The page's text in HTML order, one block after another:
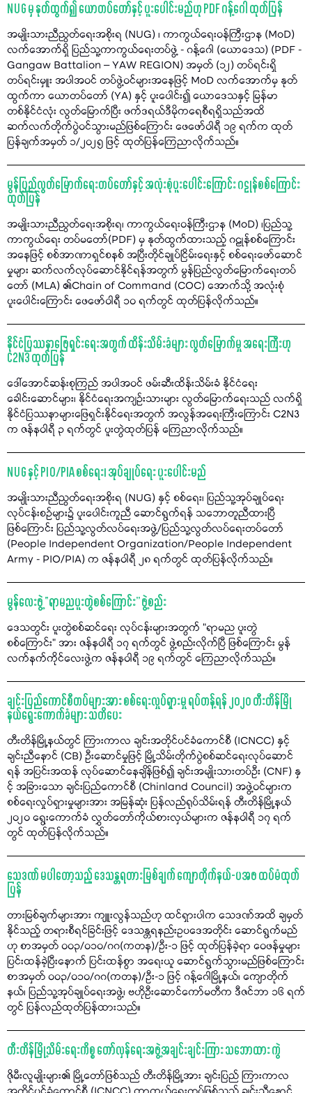
NUG မှ နုတ်ထွက်၍ ယောတပ်တော်နှင့် ပူးပေါင်းမည်ဟု PDF ဂန့်ဂေါ ထုတ်ပြန်
အမျိုးသားညီညွတ်ရေးအစိုးရ (NUG) ၊ ကာကွယ်ရေးဝန်ကြီးဌာန (MoD)
လက်အောက်ရှိ ပြည်သူ့ကာကွယ်ရေးတပ်ဖွဲ့ - ဂန့်ဂေါ (ယောဒေသ) (PDF -
Gangaw Battalion – YAW REGION) အမှတ် (၁၂) တပ်ရင်းရှိ
တပ်ရင်းမှူး အပါအဝင် တပ်ဖွဲ့ဝင်များအနေဖြင့် MoD လက်အောက်မှ နုတ်
ထွက်ကာ ယောတပ်တော် (YA) နှင့် ပူးပေါင်း၍ ယောဒေသနှင့် မြန်မာ
တစ်နိုင်ငံလုံး လွတ်မြောက်ပြီး ဖက်ဒရယ်ဒီမိုကရေစီရရှိသည်အထိ
ဆက်လက်တိုက်ပွဲဝင်သွားမည်ဖြစ်ကြောင်း ဖေဖော်ဝါရီ ၁၉ ရက်က ထုတ်
ပြန်ချက်အမှတ် ၁/၂၀၂၅ ဖြင့် ထုတ်ပြန်ကြေညာလိုက်သည်။
မွန်ပြည်လွတ်မြောက်ရေးတပ်တော်နှင့် အလုံးစုံပူးပေါင်းကြောင်း ဂဠုန်စစ်ကြောင်း
ထုတ်ပြန်
အမျိုးသားညီညွတ်ရေးအစိုးရ၊ ကာကွယ်ရေးဝန်ကြီးဌာန (MoD) ၊ပြည်သူ့
ကာကွယ်ရေး တပ်မတော်(PDF) မှ နုတ်ထွက်ထားသည့် ဂဠုန်စစ်ကြောင်း
အနေဖြင့် စစ်အာဏာရှင်စနစ် အပြီးတိုင်ချုပ်ငြိမ်းရေးနှင့် စစ်ရေးဖော်ဆောင်
မှုများ ဆက်လက်လုပ်ဆောင်နိုင်ရန်အတွက် မွန်ပြည်လွတ်မြောက်ရေးတပ်
တော် (MLA) ၏Chain of Command (COC) အောက်သို့ အလုံးစုံ
ပူးပေါင်းကြောင်း ဖေဖော်ဝါရီ ၁၀ ရက်တွင် ထုတ်ပြန်လိုက်သည်။
နိုင်ငံပြဿနာဖြေရှင်းရေးအတွက် ထိန်းသိမ်းခံများ လွတ်မြောက်မှု အရေးကြီးဟု
C2N3 ထုတ်ပြန်
ဒေါ်အောင်ဆန်းစုကြည် အပါအဝင် ဖမ်းဆီးထိန်းသိမ်းခံ နိုင်ငံရေး
ခေါင်းဆောင်များ၊ နိုင်ငံရေးအကျဉ်းသားများ လွတ်မြောက်ရေးသည် လက်ရှိ
နိုင်ငံပြဿနာများဖြေရှင်းနိုင်ရေးအတွက် အလွန်အရေးကြီးကြောင်း C2N3
က ဇန်နဝါရီ ၃ ရက်တွင် ပူးတွဲထုတ်ပြန် ကြေညာလိုက်သည်။
NUG နှင့် PIO/PIA စစ်ရေး၊ အုပ်ချုပ်ရေး ပူးပေါင်းမည်
အမျိုးသားညီညွတ်ရေးအစိုးရ (NUG) နှင့် စစ်ရေး၊ ပြည်သူ့အုပ်ချုပ်ရေး
လုပ်ငန်းစဉ်များ၌ ပူးပေါင်းကူညီ ဆောင်ရွက်ရန် သဘောတူညီထားပြီ
ဖြစ်ကြောင်း ပြည်သူ့လွတ်လပ်ရေးအဖွဲ့/ပြည်သူ့လွတ်လပ်ရေးတပ်တော်
(People Independent Organization/People Independent
Army - PIO/PIA) က ဇန်နဝါရီ ၂၈ ရက်တွင် ထုတ်ပြန်လိုက်သည်။
မွန်လေးဖွဲ့ “ရာမညပူးတွဲစစ်ကြောင်း” ဖွဲ့စည်း
ဒေသတွင်း ပူးတွဲစစ်ဆင်ရေး လုပ်ငန်းများအတွက် “ရာမည ပူးတွဲ
စစ်ကြောင်း” အား ဇန်နဝါရီ ၁၇ ရက်တွင် ဖွဲ့စည်းလိုက်ပြီ ဖြစ်ကြောင်း မွန်
လက်နက်ကိုင်လေးဖွဲ့က ဇန်နဝါရီ ၁၉ ရက်တွင် ကြေညာလိုက်သည်။
ချင်းပြည်ကောင်စီတပ်များအား စစ်ရေးလှုပ်ရှားမှု ရပ်တန့်ရန် ၂၀၂၀ တီးတိန်မြို
နယ်ရွေးကောက်ခံများ သတိပေး
တီးတိန်မြို့နယ်တွင် ကြားကာလ ချင်းအတိုင်ပင်ခံကောင်စီ (ICNCC) နှင့်
ချင်းညီနောင် (CB) ဦးဆောင်မှုဖြင့် မြို့သိမ်းတိုက်ပွဲစစ်ဆင်ရေးလုပ်ဆောင်
ရန် အပြင်းအထန် လုပ်ဆောင်နေချိန်ဖြစ်၍ ချင်းအမျိုးသားတပ်ဦး (CNF) နှ
င့် အခြားသော ချင်းပြည်ကောင်စီ (Chinland Council) အဖွဲ့ဝင်များက
စစ်ရေးလှုပ်ရှားမှုများအား အမြန်ဆုံး ပြန်လည်ရုပ်သိမ်းရန် တီးတိန်မြို့နယ်
၂၀၂၀ ရွေးကောက်ခံ လွှတ်တော်ကိုယ်စားလှယ်များက ဇန်နဝါရီ ၁၇ ရက်
တွင် ထုတ်ပြန်လိုက်သည်။
သေဒဏ် မပါတော့သည့် ဒေသန္တရတားမြစ်ချက် ကျောတိုက်နယ်-ပအဖ ထပ်မံထုတ်
ပြန်
တားမြစ်ချက်များအား ကျူးလွန်သည်ဟု ထင်ရှားပါက သေဒဏ်အထိ ချမှတ်
နိုင်သည့် တရားစီရင်ခြင်းဖြင့် ဒေသန္တရနည်းဥပဒေအတိုင်း ဆောင်ရွက်မည်
ဟု စာအမှတ် ၀၀၃/၀၁၀/ဂဂ(ကတန)/ဦး-၁ ဖြင့် ထုတ်ပြန်ခဲ့ရာ ဝေဖန်မှုများ
ပြင်းထန်ခဲ့ပြီးနောက် ပြင်းထန်စွာ အရေးယူ ဆောင်ရွက်သွားမည်ဖြစ်ကြောင်း
စာအမှတ် ၀၀၃/၀၁၀/ဂဂ(ကတန)/ဦး-၁ ဖြင့် ဂန့်ဂေါမြို့နယ်၊ ကျောတိုက်
နယ်၊ ပြည်သူ့အုပ်ချုပ်ရေးအဖွဲ့၊ ဗဟိုဦးဆောင်ကော်မတီက ဒီဇင်ဘာ ၁၆ ရက်
တွင် ပြန်လည်ထုတ်ပြန်ထားသည်။
တီးတိန်မြို့သိမ်းရေးကိစ္စ တော်လှန်ရေးအဖွဲ့အချင်းချင်းကြား သဘောထား ကွဲ
ဇိုမီးလူမျိုးများ၏ မြို့တော်ဖြစ်သည် တီးတိန်မြို့အား ချင်းပြည် ကြားကာလ